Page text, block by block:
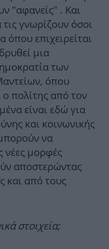
"αφανείς" . Και
γνωρίζουν όσοι
όπου επιχειρείται
μια
των
όπου
ο πολίτης από τον
είναι εδώ για
και κοινωνικής
να
νέες μορφές
αποστερώντας
και από τους
στοιχεία;